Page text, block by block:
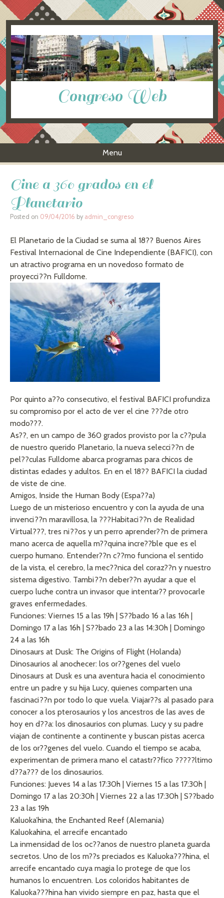
Congreso Web
Menu
Cine a 360 grados en el
Planetario
Posted on 09/04/2016 by admin_congreso
El Planetario de la Ciudad se suma al 18?? Buenos Aires
Festival Internacional de Cine Independiente (BAFICI), con
un atractivo programa en un novedoso formato de
proyecci??n Fulldome.
Por quinto a??o consecutivo, el festival BAFICI profundiza
su compromiso por el acto de ver el cine ???de otro
modo???.
As??, en un campo de 360 grados provisto por la c??pula
de nuestro querido Planetario, la nueva selecci??n de
pel??culas Fulldome abarca programas para chicos de
distintas edades y adultos. En en el 18?? BAFICI la ciudad
de viste de cine.
Amigos, Inside the Human Body (Espa??a)
Luego de un misterioso encuentro y con la ayuda de una
invenci??n maravillosa, la ???Habitaci??n de Realidad
Virtual???, tres ni??os y un perro aprender??n de primera
mano acerca de aquella m??quina incre??ble que es el
cuerpo humano. Entender??n c??mo funciona el sentido
de la vista, el cerebro, la mec??nica del coraz??n y nuestro
sistema digestivo. Tambi??n deber??n ayudar a que el
cuerpo luche contra un invasor que intentar?? provocarle
graves enfermedades.
Funciones: Viernes 15 a las 19h | S??bado 16 a las 16h |
Domingo 17 a las 16h | S??bado 23 a las 14:30h | Domingo
24 a las 16h
Dinosaurs at Dusk: The Origins of Flight (Holanda)
Dinosaurios al anochecer: los or??genes del vuelo
Dinosaurs at Dusk es una aventura hacia el conocimiento
entre un padre y su hija Lucy, quienes comparten una
fascinaci??n por todo lo que vuela. Viajar??s al pasado para
conocer a los pterosaurios y los ancestros de las aves de
hoy en d??a: los dinosaurios con plumas. Lucy y su padre
viajan de continente a continente y buscan pistas acerca
de los or??genes del vuelo. Cuando el tiempo se acaba,
experimentan de primera mano el catastr??fico ?????ltimo
d??a??? de los dinosaurios.
Funciones: Jueves 14 a las 17:30h | Viernes 15 a las 17:30h |
Domingo 17 a las 20:30h | Viernes 22 a las 17:30h | S??bado
23 a las 19h
Kaluoka’hina, the Enchanted Reef (Alemania)
Kaluokahina, el arrecife encantado
La inmensidad de los oc??anos de nuestro planeta guarda
secretos. Uno de los m??s preciados es Kaluoka???hina, el
arrecife encantado cuya magia lo protege de que los
humanos lo encuentren. Los coloridos habitantes de
Kaluoka???hina han vivido siempre en paz, hasta que el